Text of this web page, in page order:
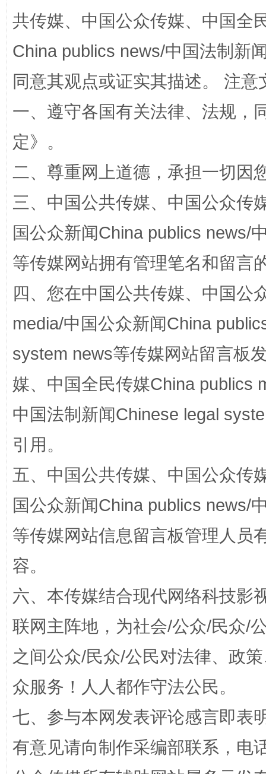
在谋一域中谋全局
今
习近平的博鳌关键词
魏明
共传媒、中国公众传媒、中国全
China publics news/中国法制新
同意其观点或证实其描述。 注
一、遵守各国有关法律、法规，
定》。
二、尊重网上道德，承担一切因
三、中国公共传媒、中国公众传
国公众新闻China publics news/
等传媒网站拥有管理笔名和留言
四、您在中国公共传媒、中国公
media/中国公众新闻China
system news等传媒网站留言板
媒、中国全民传媒China publics
中国法制新闻Chinese legal
引用。
五、中国公共传媒、中国公众传
国公众新闻China publics news/
等传媒网站信息留言板管理人员
容。
六、本传媒结合现代网络科技影
联网主阵地，为社会/公众/民众/
之间公众/民众/公民对法律、政
众服务！人人都作守法公民。
七、参与本网发表评论感言即表
有意见请向制作采编部联系，电